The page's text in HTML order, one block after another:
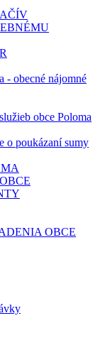
- obecné nájomné
obce Poloma
o poukázaní sumy
OBCE